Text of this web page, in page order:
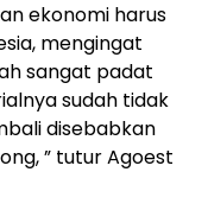
ekonomi harus
mengingat
sangat padat
sudah tidak
disebabkan
” tutur Agoest